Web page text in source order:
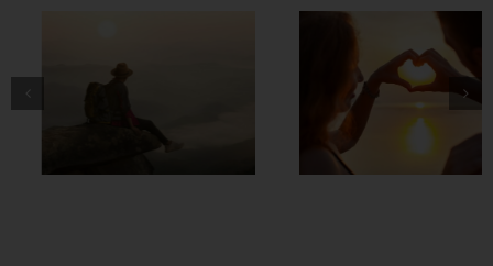
တွဲတာကြာလေ
အချစ်တွေ ပိုတိုးလာ
စေဖို့